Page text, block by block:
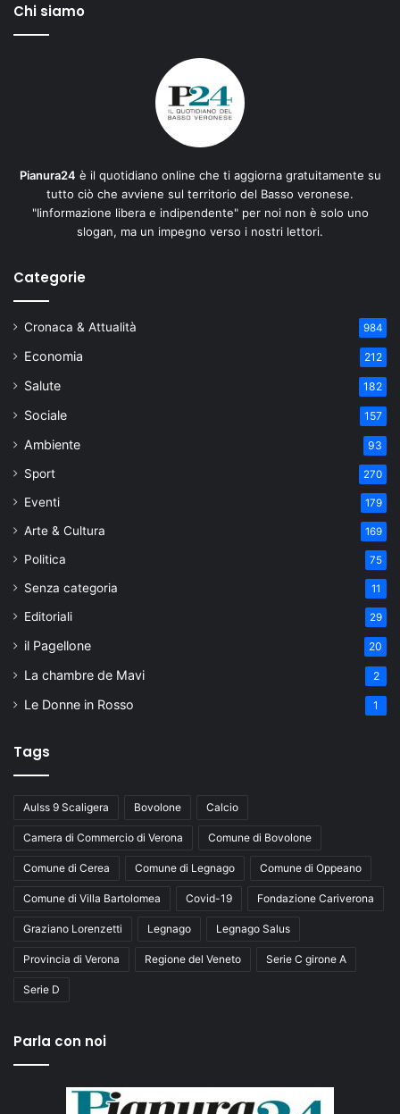
Chi siamo
Pianura24 è il quotidiano online che ti aggiorna gratuitamente su
tutto ciò che avviene sul territorio del Basso veronese.
"Iinformazione libera e indipendente" per noi non è solo uno
slogan, ma un impegno verso i nostri lettori.
Categorie
Cronaca & Attualità 984
Economia 212
Salute 182
Sociale 157
Ambiente 93
Sport 270
Eventi 179
Arte & Cultura 169
Politica 75
Senza categoria 11
Editoriali 29
il Pagellone 20
La chambre de Mavi 2
Le Donne in Rosso 1
Tags
Aulss 9 Scaligera Bovolone Calcio
Camera di Commercio di Verona Comune di Bovolone
Comune di Cerea Comune di Legnago Comune di Oppeano
Comune di Villa Bartolomea Covid-19 Fondazione Cariverona
Graziano Lorenzetti Legnago Legnago Salus
Provincia di Verona Regione del Veneto Serie C girone A
Serie D
Parla con noi